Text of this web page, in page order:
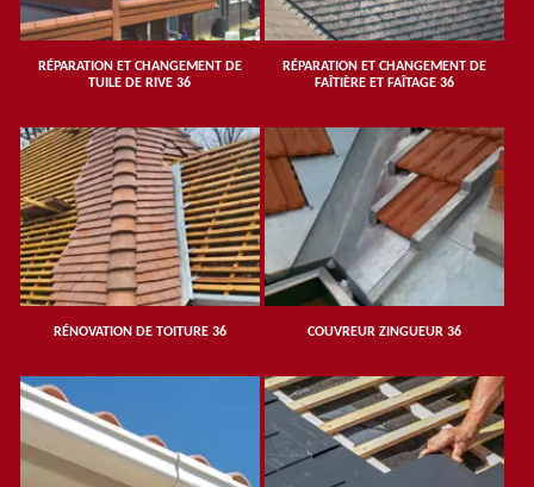
RÉPARATION ET CHANGEMENT DE
TUILE DE RIVE 36
RÉPARATION ET CHANGEMENT DE
FAÎTIÈRE ET FAÎTAGE 36
RÉNOVATION DE TOITURE 36 COUVREUR ZINGUEUR 36